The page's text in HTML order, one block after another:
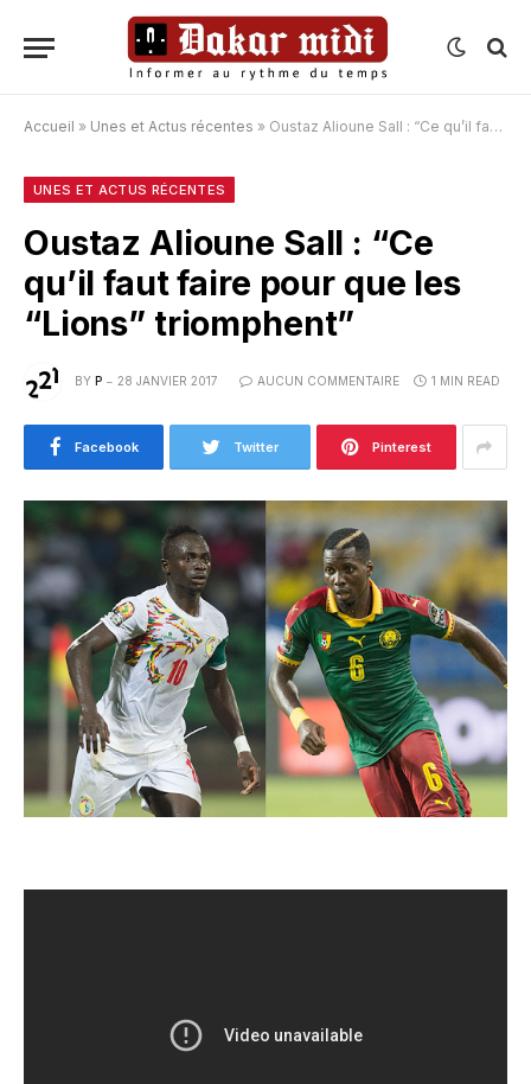
Accueil » Unes et Actus récentes » Oustaz Alioune Sall : “Ce qu’il faut faire pour que les “Lions” triomphent”
UNES ET ACTUS RÉCENTES
Oustaz Alioune Sall : “Ce
qu’il faut faire pour que les
“Lions” triomphent”
BY P 28 JANVIER 2017 AUCUN COMMENTAIRE 1 MIN READ
Facebook Twitter Pinterest